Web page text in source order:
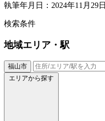
執筆年月日：2024年11月29日
検索条件
地域エリア・駅
福山市
エリアから探す